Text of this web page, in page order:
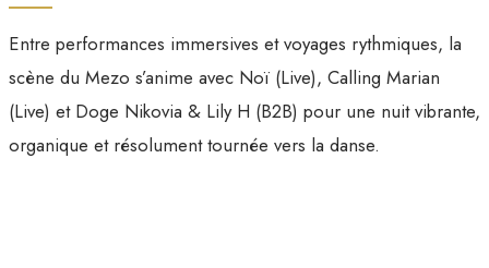
Entre performances immersives et voyages rythmiques, la
scène du Mezo s’anime avec Noï (Live), Calling Marian
(Live) et Doge Nikovia & Lily H (B2B) pour une nuit vibrante,
organique et résolument tournée vers la danse.